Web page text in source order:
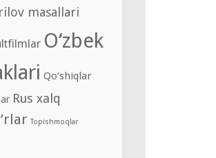
masallari
O‘zbek
Qo‘shiqlar
Rus xalq
Topishmoqlar